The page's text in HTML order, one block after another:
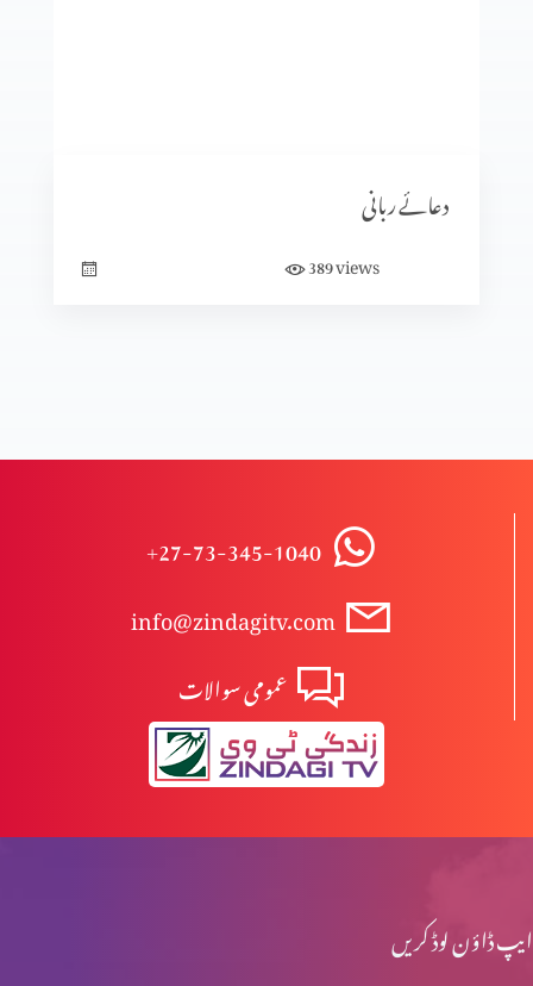
کرسمس کیوں ہے؟
تجسم المسیح (حصہ 1)
یسوع مسیح کا مرُدوں میں سے جی اٹھانا
دعائے ربانی
389views
+27-73-345-1040
info@zindagitv.com
عمومی سوالات
ایپ ڈاؤن لوڈ کریں